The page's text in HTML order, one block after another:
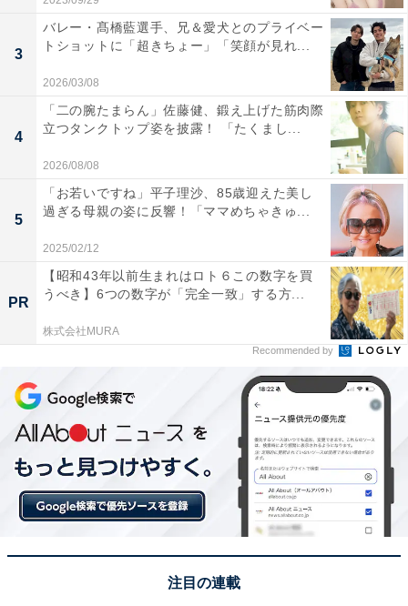
3
バレー・髙橋藍選手、兄＆愛犬とのプライベー
トショットに「超きちょー」「笑顔が見れ...
2026/03/08
4
「二の腕たまらん」佐藤健、鍛え上げた筋肉際
立つタンクトップ姿を披露！ 「たくまし...
2026/08/08
5
「お若いですね」平子理沙、85歳迎えた美し
過ぎる母親の姿に反響！「ママめちゃきゅ...
2025/02/12
PR
【昭和43年以前生まれはロト６この数字を買
うべき】6つの数字が「完全一致」する方...
株式会社MURA
Recommended by
注目の連載